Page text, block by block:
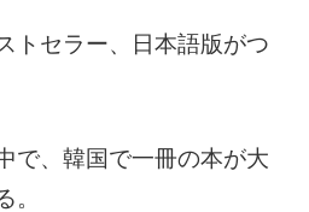
トセラー、日本語版がつ
で、韓国で一冊の本が大
。